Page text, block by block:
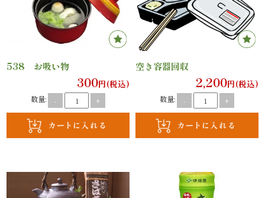
理
オ
ー
ブ
ル
司
538 お吸い物
300円(税込)
数量: - +
空き容器回収
2,200円(税込)
数量: - +